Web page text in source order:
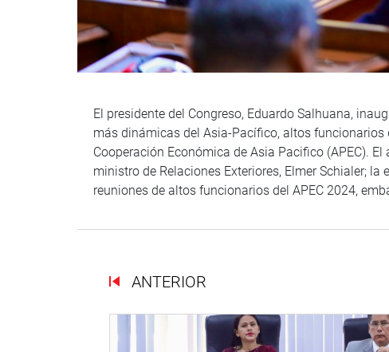
El presidente del Congreso, Eduardo Salhuana,
más dinámicas del Asia-Pacífico, altos
Cooperación Económica de Asia Pacifico (APEC).
ministro de Relaciones Exteriores, Elmer Schialer;
reuniones de altos funcionarios del APEC 2024,
ANTERIOR